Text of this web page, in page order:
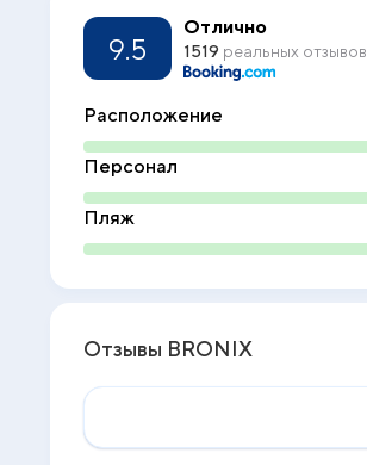
9.5
Отлично
1519 реальных отзывов
Расположение
Персонал
Пляж
Отзывы BRONIX